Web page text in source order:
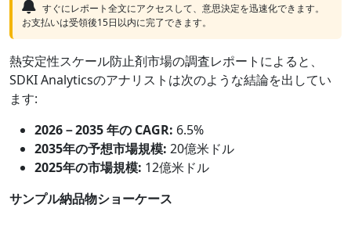
すぐにレポート全文にアクセスして、意思決定を迅速化できます。
お支払いは受領後15日以内に完了できます。
熱安定性スケール防止剤市場の調査レポートによると、
SDKI Analyticsのアナリストは次のような結論を出してい
ます:
2026－2035 年の CAGR: 6.5%
2035年の予想市場規模: 20億米ドル
2025年の市場規模: 12億米ドル
サンプル納品物ショーケース